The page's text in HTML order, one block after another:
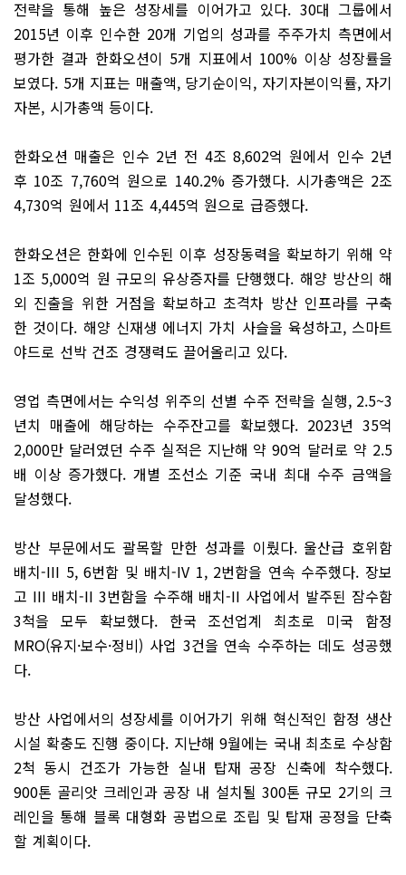
전략을 통해 높은 성장세를 이어가고 있다. 30대 그룹에서
2015년 이후 인수한 20개 기업의 성과를 주주가치 측면에서
평가한 결과 한화오션이 5개 지표에서 100% 이상 성장률을
보였다. 5개 지표는 매출액, 당기순이익, 자기자본이익률, 자기
자본, 시가총액 등이다.
한화오션 매출은 인수 2년 전 4조 8,602억 원에서 인수 2년
후 10조 7,760억 원으로 140.2% 증가했다. 시가총액은 2조
4,730억 원에서 11조 4,445억 원으로 급증했다.
한화오션은 한화에 인수된 이후 성장동력을 확보하기 위해 약
1조 5,000억 원 규모의 유상증자를 단행했다. 해양 방산의 해
외 진출을 위한 거점을 확보하고 초격차 방산 인프라를 구축
한 것이다. 해양 신재생 에너지 가치 사슬을 육성하고, 스마트
야드로 선박 건조 경쟁력도 끌어올리고 있다.
영업 측면에서는 수익성 위주의 선별 수주 전략을 실행, 2.5~3
년치 매출에 해당하는 수주잔고를 확보했다. 2023년 35억
2,000만 달러였던 수주 실적은 지난해 약 90억 달러로 약 2.5
배 이상 증가했다. 개별 조선소 기준 국내 최대 수주 금액을
달성했다.
방산 부문에서도 괄목할 만한 성과를 이뤘다. 울산급 호위함
배치-III 5, 6번함 및 배치-IV 1, 2번함을 연속 수주했다. 장보
고 III 배치-II 3번함을 수주해 배치-II 사업에서 발주된 잠수함
3척을 모두 확보했다. 한국 조선업계 최초로 미국 함정
MRO(유지·보수·정비) 사업 3건을 연속 수주하는 데도 성공했
다.
방산 사업에서의 성장세를 이어가기 위해 혁신적인 함정 생산
시설 확충도 진행 중이다. 지난해 9월에는 국내 최초로 수상함
2척 동시 건조가 가능한 실내 탑재 공장 신축에 착수했다.
900톤 골리앗 크레인과 공장 내 설치될 300톤 규모 2기의 크
레인을 통해 블록 대형화 공법으로 조립 및 탑재 공정을 단축
할 계획이다.